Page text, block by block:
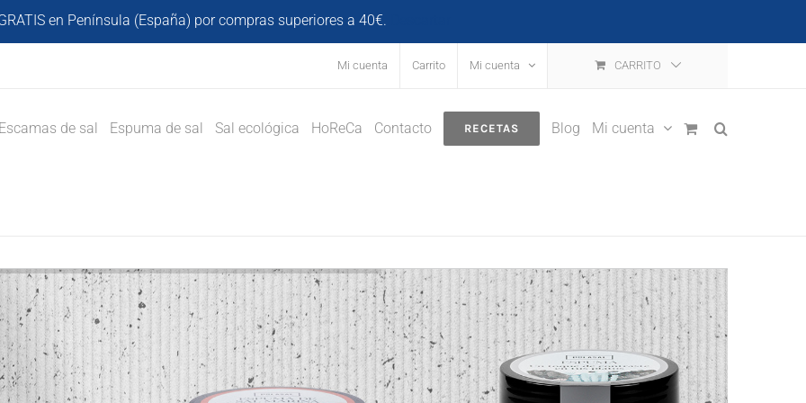
en Península (España) por compras superiores a 40€.
Mi cuenta Carrito Mi cuenta CARRITO
Escamas de sal Espuma de sal Sal ecológica HoReCa Contacto RECETAS Blog Mi cuenta